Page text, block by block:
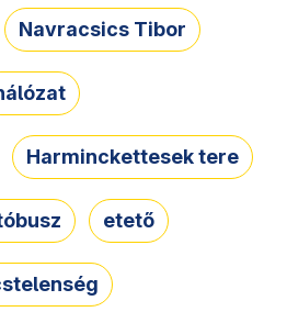
Navracsics Tibor
Harminckettesek tere
etető